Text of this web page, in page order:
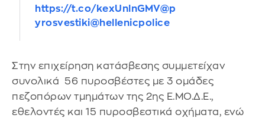
https://t.co/kexUnlnGMV@p
yrosvestiki@hellenicpolice
Στην επιχείρηση κατάσβεσης συμμετείχαν
συνολικά 56 πυροσβέστες με 3 ομάδες
πεζοπόρων τμημάτων της 2ης Ε.ΜΟ.Δ.Ε.,
εθελοντές και 15 πυροσβεστικά οχήματα, ενώ